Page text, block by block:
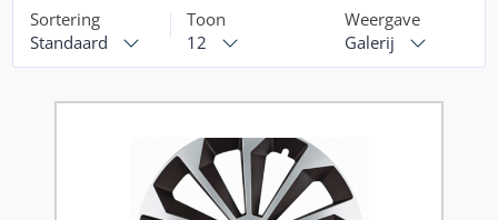
Sortering
Standaard
Toon
12
Weergave
Galerij